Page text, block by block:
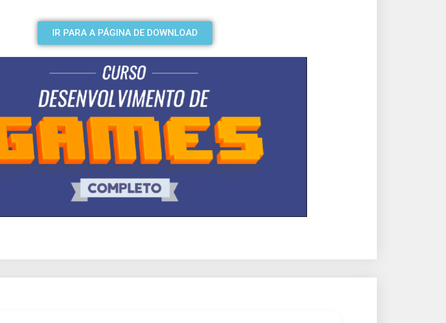
IR PARA A PÁGINA DE DOWNLOAD